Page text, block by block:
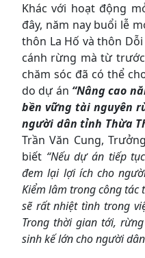
Khác với hoạt động
đây, năm nay buổi lễ
thôn La Hố và thôn
cánh rừng mà từ
chăm sóc đã có thể
do dự án “Nâng cao
bền vững tài nguyên
người dân tỉnh Thừa
Trần Văn Cung,
biết “Nếu dự án tiếp
đem lại lợi ích cho
Kiểm lâm trong công tác
sẽ rất nhiệt tình trong
Trong thời gian tới,
sinh kế lớn cho người